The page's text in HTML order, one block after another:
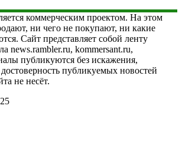
коммерческим проектом. На этом
ни чего не покупают, ни какие
Сайт представляет собой ленту
news.rambler.ru, kommersant.ru,
публикуются без искажения,
достоверность публикуемых новостей
не несёт.